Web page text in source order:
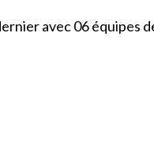
avec 06 équipes